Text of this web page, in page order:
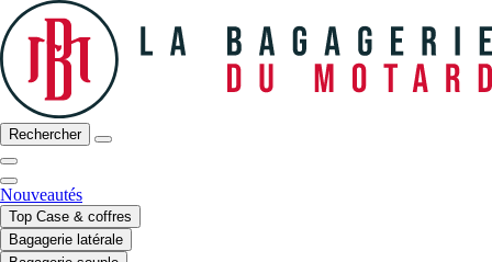
Rechercher
Nouveautés
Top Case & coffres
Bagagerie latérale